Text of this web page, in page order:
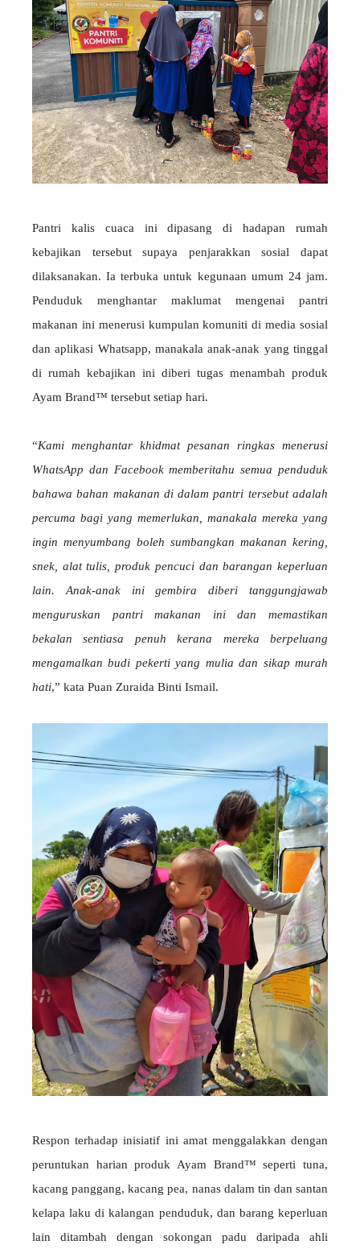
Pantri kalis cuaca ini dipasang di hadapan rumah
kebajikan tersebut supaya penjarakkan sosial dapat
dilaksanakan. Ia terbuka untuk kegunaan umum 24 jam.
Penduduk menghantar maklumat mengenai pantri
makanan ini menerusi kumpulan komuniti di media sosial
dan aplikasi Whatsapp, manakala anak-anak yang tinggal
di rumah kebajikan ini diberi tugas menambah produk
Ayam Brand™ tersebut setiap hari.
“Kami menghantar khidmat pesanan ringkas menerusi
WhatsApp dan Facebook memberitahu semua penduduk
bahawa bahan makanan di dalam pantri tersebut adalah
percuma bagi yang memerlukan, manakala mereka yang
ingin menyumbang boleh sumbangkan makanan kering,
snek, alat tulis, produk pencuci dan barangan keperluan
lain. Anak-anak ini gembira diberi tanggungjawab
menguruskan pantri makanan ini dan memastikan
bekalan sentiasa penuh kerana mereka berpeluang
mengamalkan budi pekerti yang mulia dan sikap murah
hati,” kata Puan Zuraida Binti Ismail.
Respon terhadap inisiatif ini amat menggalakkan dengan
peruntukan harian produk Ayam Brand™ seperti tuna,
kacang panggang, kacang pea, nanas dalam tin dan santan
kelapa laku di kalangan penduduk, dan barang keperluan
lain ditambah dengan sokongan padu daripada ahli